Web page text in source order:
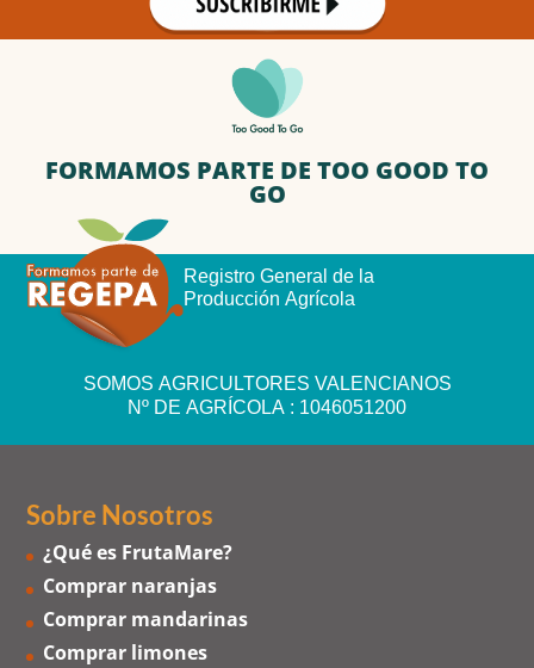
FORMAMOS PARTE DE TOO GOOD TO
GO
Registro General de la
Producción Agrícola
SOMOS AGRICULTORES VALENCIANOS
Nº DE AGRÍCOLA : 1046051200
Sobre Nosotros
¿Qué es FrutaMare?
Comprar naranjas
Comprar mandarinas
Comprar limones